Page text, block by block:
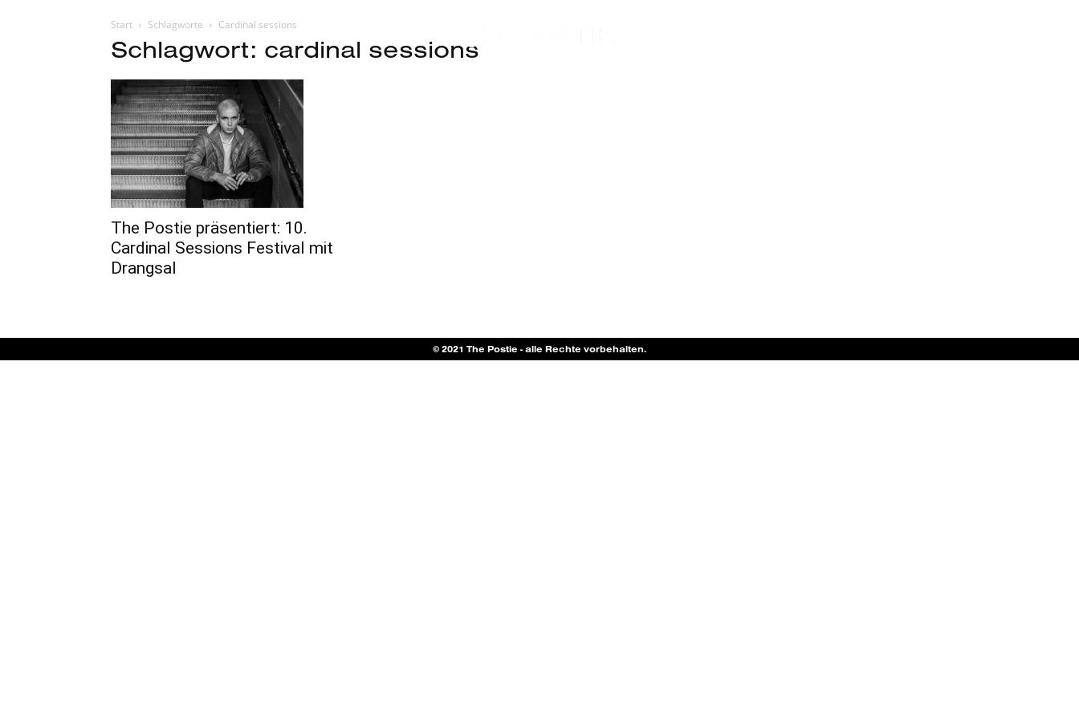
Start Schlagworte Cardinal sessions
Schlagwort: cardinal sessions
The Postie präsentiert: 10.
Cardinal Sessions Festival mit
Drangsal
© 2021 The Postie - alle Rechte vorbehalten.